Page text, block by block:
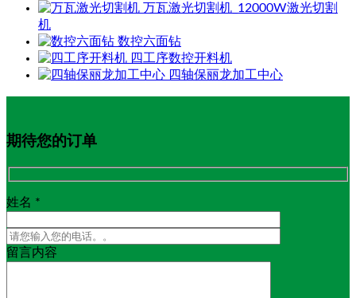
万瓦激光切割机_12000W激光切割
机
数控六面钻
四工序数控开料机
四轴保丽龙加工中心
期待您的订单
姓名 *
留言内容